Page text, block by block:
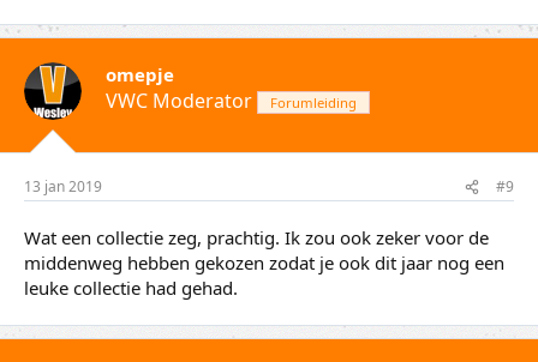
omepje
VWC Moderator Forumleiding
13 jan 2019 #9
Wat een collectie zeg, prachtig. Ik zou ook zeker voor de
middenweg hebben gekozen zodat je ook dit jaar nog een
leuke collectie had gehad.